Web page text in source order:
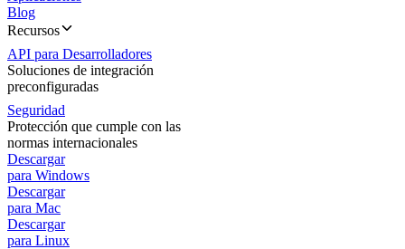
Blog
Recursos
API para Desarrolladores
Soluciones de integración
preconfiguradas
Seguridad
Protección que cumple con las
normas internacionales
Descargar
para Windows
Descargar
para Mac
Descargar
para Linux